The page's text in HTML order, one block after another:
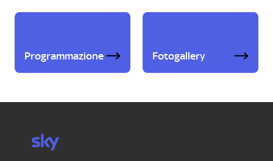
Programmazione Fotogallery